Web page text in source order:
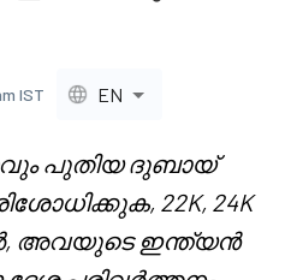
IST EN
പുതിയ ദുബായ്
22K, 24K
അവയുടെ ഇന്ത്യൻ